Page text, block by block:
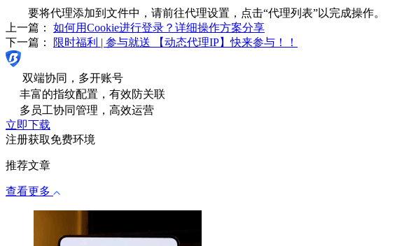
要将代理添加到文件中，请前往代理设置，点击“代理列表”以完成操作。
上一篇： 如何用Cookie进行登录？详细操作方案分享
下一篇：
限时福利 | 参与就送 【动态代理IP】快来参与！！
双端协同，多开账号
丰富的指纹配置，有效防关联
多员工协同管理，高效运营
立即下载
注册获取免费环境
推荐文章
查看更多